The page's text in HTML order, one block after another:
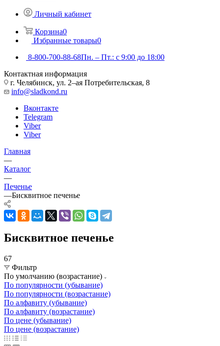
Личный кабинет
Корзина0
Избранные товары0
8-800-700-88-68Пн. – Пт.: с 9:00 до 18:00
Контактная информация
г. Челябинск, ул. 2–ая Потребительская, 8
info@sladkond.ru
Вконтакте
Telegram
Viber
Viber
Главная
—
Каталог
—
Печенье
—Бисквитное печенье
Бисквитное печенье
67
Фильтр
По умолчанию (возрастание)
По популярности (убывание)
По популярности (возрастание)
По алфавиту (убывание)
По алфавиту (возрастание)
По цене (убывание)
По цене (возрастание)